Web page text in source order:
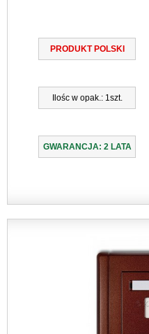
PRODUKT POLSKI
Ilośc w opak.: 1szt.
GWARANCJA: 2 LATA